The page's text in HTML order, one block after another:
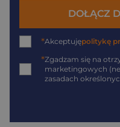
DOŁĄCZ
*Akceptujępolitykę
*Zgadzam się na
marketingowych
zasadach